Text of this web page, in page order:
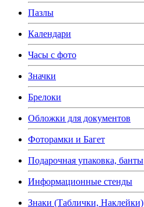
Пазлы
Календари
Часы с фото
Значки
Брелоки
Обложки для документов
Фоторамки и Багет
Подарочная упаковка, банты
Информационные стенды
Знаки (Таблички, Наклейки)